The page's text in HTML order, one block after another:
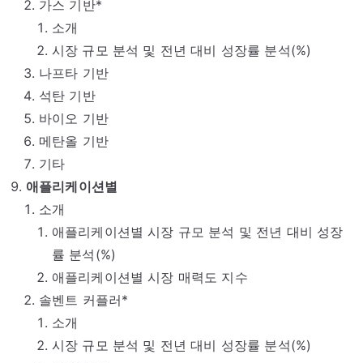
가스 기반*
소개
시장 규모 분석 및 전년 대비 성장률 분석(%)
나프타 기반
석탄 기반
바이오 기반
메탄올 기반
기타
애플리케이션별
소개
애플리케이션별 시장 규모 분석 및 전년 대비 성장
률 분석(%)
애플리케이션별 시장 매력도 지수
솔벤트 커플러*
소개
시장 규모 분석 및 전년 대비 성장률 분석(%)